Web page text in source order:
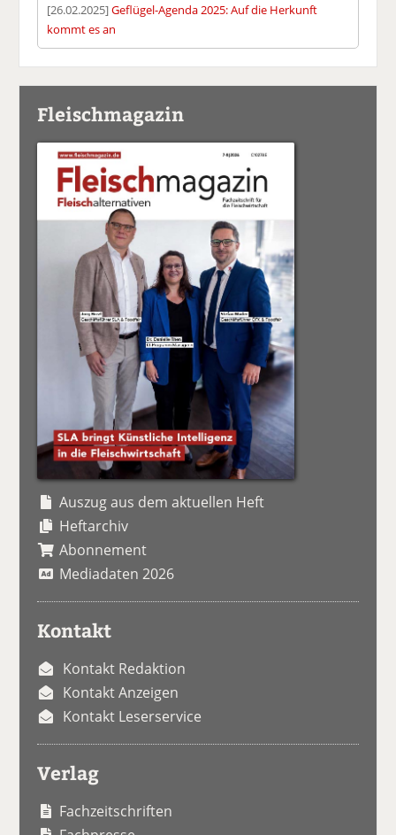
[26.02.2025]Geflügel-Agenda 2025: Auf die Herkunft
kommt es an
Fleischmagazin
Auszug aus dem aktuellen Heft
Heftarchiv
Abonnement
Mediadaten 2026
Kontakt
Kontakt Redaktion
Kontakt Anzeigen
Kontakt Leserservice
Verlag
Fachzeitschriften